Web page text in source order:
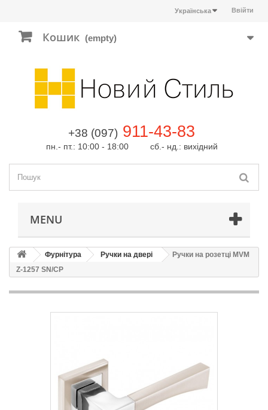
Ввійти
Українська
Кошик (empty)
+38 (097) 911-43-83
пн.- пт.: 10:00 - 18:00 сб.- нд.: вихідний
MENU
Фурнітура Ручки на двері
Ручки на розетці MVM
Z-1257 SN/CP